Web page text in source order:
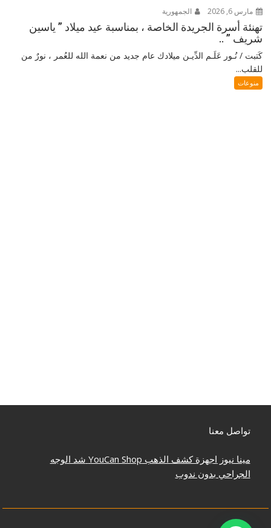
مارس 6, 2026 الجمهورية
تهنئة أسرة الجريدة الخاصة ، بمناسبة عيد ميلاد ” ياسين
شريف ” ..
كَتبت / نُـور عَلَـم الدِّيـن ميلادك عام جديد من نعمة الله للعُمر ، نورٌ من
للقلب...
منوعات
تواصل معنا
مينا نيوز اجهزة كشف الذهب YouCan Shop شد الوجه
الجراحي بدون ندوب